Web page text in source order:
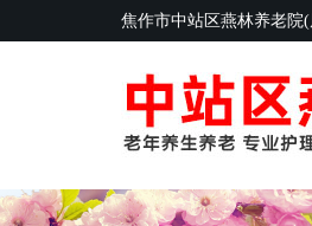
焦作市中站区燕林养老院